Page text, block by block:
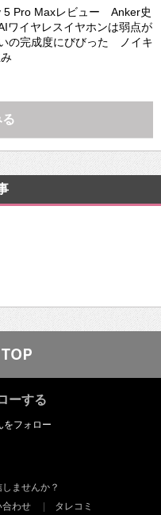
5 Pro Maxレビュー Anker史
ワイヤレスイヤホンは弱点が
の完成度にびびった ノイキ
る
ーする
ませんか？
合わせ タレコミ